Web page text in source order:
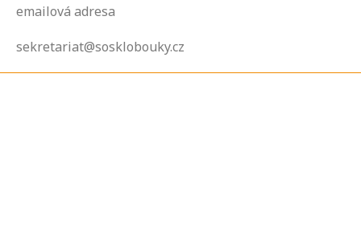
emailová adresa
sekretariat@sosklobouky.cz